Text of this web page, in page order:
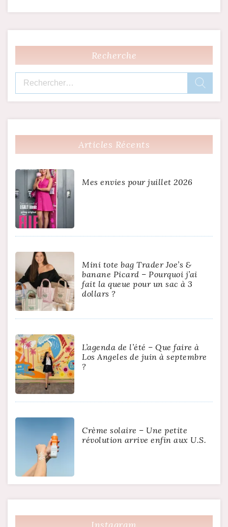
Recherche
Articles Récents
Mes envies pour juillet 2026
Mini tote bag Trader Joe’s &
banane Picard – Pourquoi j’ai
fait la queue pour un sac à 3
dollars ?
L’agenda de l’été – Que faire à
Los Angeles de juin à septembre
?
Crème solaire – Une petite
révolution arrive enfin aux U.S.